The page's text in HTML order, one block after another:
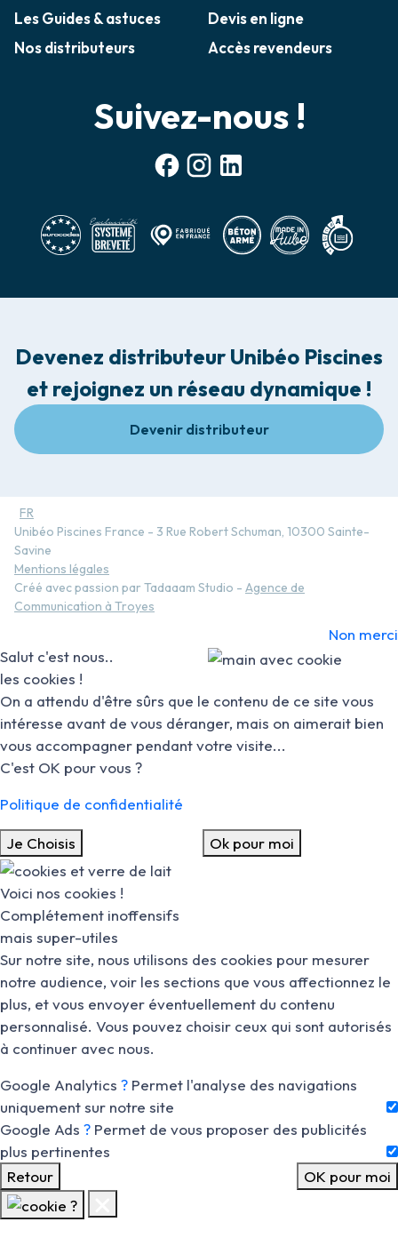
Les Guides & astuces
Nos distributeurs
Devis en ligne
Accès revendeurs
Suivez-nous !
Devenez distributeur Unibéo Piscines
et rejoignez un réseau dynamique !
Devenir distributeur
FR
Unibéo Piscines France - 3 Rue Robert Schuman, 10300 Sainte-
Savine
Mentions légales
Créé avec passion par Tadaaam Studio - Agence de
Communication à Troyes
Non merci
Salut c'est nous..
les cookies !
On a attendu d'être sûrs que le contenu de ce site vous
intéresse avant de vous déranger, mais on aimerait bien
vous accompagner pendant votre visite...
C'est OK pour vous ?
Politique de confidentialité
Je Choisis Ok pour moi
Voici nos cookies !
Complétement inoffensifs
mais super-utiles
Sur notre site, nous utilisons des cookies pour mesurer
notre audience, voir les sections que vous affectionnez le
plus, et vous envoyer éventuellement du contenu
personnalisé. Vous pouvez choisir ceux qui sont autorisés
à continuer avec nous.
Google Analytics ? Permet l'analyse des navigations
uniquement sur notre site
Google Ads ? Permet de vous proposer des publicités
plus pertinentes
Retour
OK pour moi